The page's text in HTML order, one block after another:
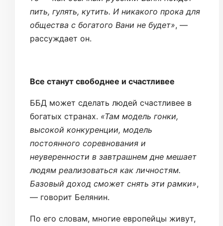
пить, гулять, кутить. И никакого прока для
общества с богатого Вани не будет», —
рассуждает он.
Все станут свободнее и счастливее
ББД может сделать людей счастливее в
богатых странах. «Там модель гонки,
высокой конкуренции, модель
постоянного соревнования и
неуверенности в завтрашнем дне мешает
людям реализоваться как личностям.
Базовый доход сможет снять эти рамки»,
— говорит Белянин.
По его словам, многие европейцы живут,